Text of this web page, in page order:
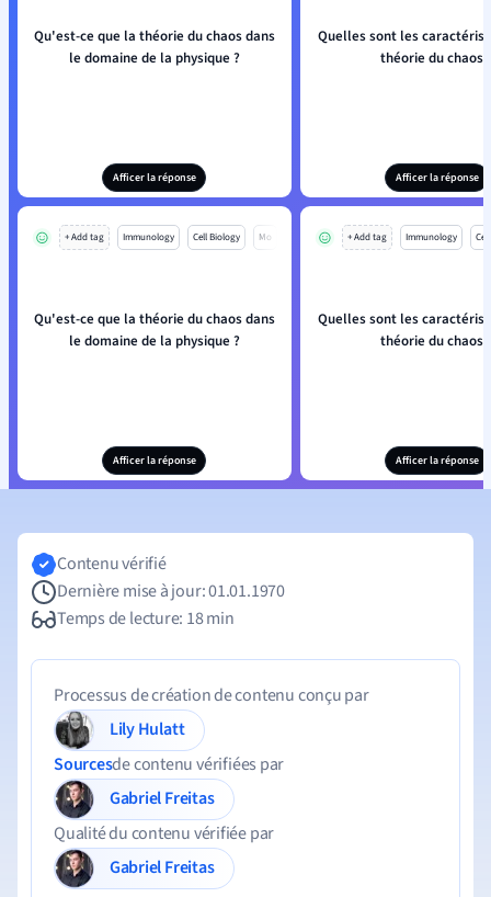
Qu'est-ce que la théorie du chaos dans
le domaine de la physique ?
Afficer la réponse
Quelles sont les
théorie du chaos
Afficer la réponse
+ Add tag Immunology Cell Biology Mo
Qu'est-ce que la théorie du chaos dans
le domaine de la physique ?
Afficer la réponse
+ Add tag Immunology
Quelles sont les
théorie du chaos
Afficer la réponse
Contenu vérifié
Dernière mise à jour: 01.01.1970
Temps de lecture: 18 min
Processus de création de contenu conçu par
Lily Hulatt
Sourcesde contenu vérifiées par
Gabriel Freitas
Qualité du contenu vérifiée par
Gabriel Freitas